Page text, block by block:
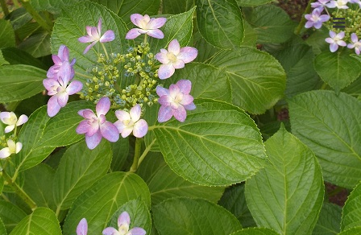
ホーム DSCF4423
Warning: ltrim() expects parameter 1 to be string, object given
in/home/xs524725/reiki-kumamoto.com/public_html/wp-
includes/formatting.phpon line4343
DSCF4423
2021.05.18